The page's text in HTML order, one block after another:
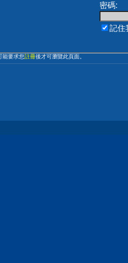
密碼:
記住
能要求您註冊後才可瀏覽此頁面。